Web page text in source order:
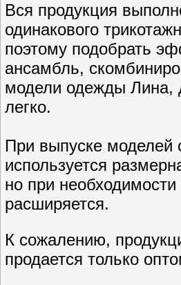
Вся продукция
одинакового
поэтому подобрать
ансамбль,
модели одежды Лина,
легко.
При выпуске моделей
используется
но при
расширяется.
К сожалению,
продается только